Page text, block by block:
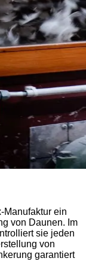
Manufaktur ein
von Daunen. Im
sie jeden
von
garantiert